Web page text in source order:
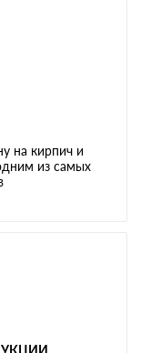
на кирпич и
из самых